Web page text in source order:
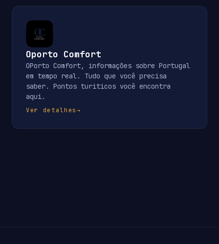
Oporto Comfort
OPorto Comfort, informações sobre Portugal
em tempo real. Tudo que você precisa
saber. Pontos turiticos você encontra
aqui.
Ver detalhes→